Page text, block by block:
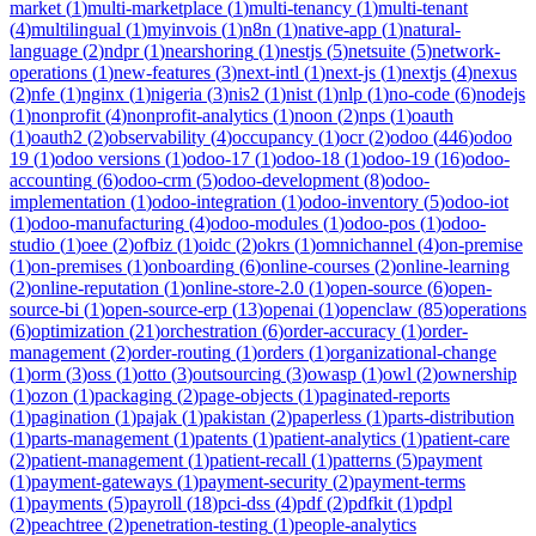
market (1)multi-marketplace (1)multi-tenancy (1)multi-tenant
(4)multilingual (1)myinvois (1)n8n (1)native-app (1)natural-
language (2)ndpr(1)nearshoring (1)nestjs (5)netsuite (5)network-
operations (1)new-features (3)next-intl (1)next-js (1)nextjs (4)nexus
(2)nfe (1)nginx (1)nigeria (3)nis2 (1)nist (1)nlp (1)no-code (6)nodejs
(1)nonprofit (4)nonprofit-analytics (1)noon (2)nps (1)oauth
(1)oauth2 (2)observability (4)occupancy (1)ocr(2)odoo (446)odoo
19 (1)odoo versions (1)odoo-17 (1)odoo-18 (1)odoo-19 (16)odoo-
accounting (6)odoo-crm (5)odoo-development (8)odoo-
implementation (1)odoo-integration (1)odoo-inventory (5)odoo-iot
(1)odoo-manufacturing (4)odoo-modules (1)odoo-pos (1)odoo-
studio (1)oee (2)ofbiz (1)oidc (2)okrs (1)omnichannel (4)on-premise
(1)on-premises (1)onboarding (6)online-courses (2)online-learning
(2)online-reputation (1)online-store-2.0 (1)open-source (6)open-
source-bi (1)open-source-erp (13)openai (1)openclaw (85)operations
(6)optimization (21)orchestration (6)order-accuracy (1)order-
management (2)order-routing (1)orders (1)organizational-change
(1)orm (3)oss (1)otto (3)outsourcing (3)owasp (1)owl (2)ownership
(1)ozon (1)packaging (2)page-objects (1)paginated-reports
(1)pagination (1)pajak (1)pakistan (2)paperless (1)parts-distribution
(1)parts-management (1)patents (1)patient-analytics (1)patient-care
(2)patient-management (1)patient-recall (1)patterns (5)payment
(1)payment-gateways (1)payment-security (2)payment-terms
(1)payments (5)payroll (18)pci-dss (4)pdf(2)pdfkit (1)pdpl
(2)peachtree (2)penetration-testing (1)people-analytics